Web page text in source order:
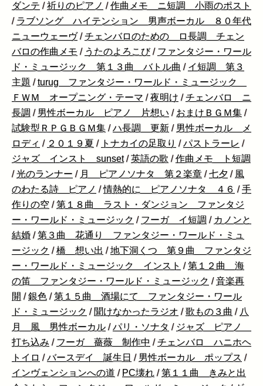
ダンテ /祈りのピアノ /作曲メモ ニ短調 小雨のポスト
/ ラブソング ハイテンション 男声ボーカル ８０年代
ニューウェーヴ /チェンバロのための ロ長調 チェン
バロの作曲メモ / うたのよろこび / ファンタジー・ワール
ド・ミュージック 第１３曲 バトル曲 / イ短調 第３
主題 /turug ファンタジー・ワールド・ミュージック
ＦＷＭ オープニング・テーマ /夜明け /チェンバロ ニ
長調 / 男性ボーカル ピアノ 片想い / おまけＢＧＭ集 /
試験型ＲＰＧＢＧＭ集 /ハ長調 更新 / 男性ボーカル メ
ロディ / ２０１９夏 / トナカイの足取り /パストラーレ /
ジャズ インスト sunset /英語の歌 /作曲メモ ト短調
/光のランナー / 月 ピアノソナタ 第２楽章 /七夕 / 風
のわたる詩 ピアノ /情熱的に ピアノソナタ ４６ /手
作りの空 /第１８曲 ラスト・ダンジョン ファンタジ
ー・ワールド・ミュージック / フーガ イ短調 / カノンと
結婚 /第３曲 花通り ファンタジー・ワールド・ミュ
ージック /橋 想い出 /地下洞くつ 第９曲 ファンタジ
ー・ワールド・ミュージック インスト /第１２曲 海
の笛 ファンタジー・ワールド・ミュージック /音楽再
開 /銀色 /第１５曲 酒場にて ファンタジー・ワール
ド・ミュージック / 聞けなかったラジオ /歌もの３曲 / 八
月 風 男性ボーカル /パリ・ソナタ / ジャズ ピアノ
打ち込み / フーガ 薔薇 制作中 /チェンバロ ハニホヘ
トイロ /バースデイ 誕生日 / 男性ボーカル ポップス /
インヴェンションへの道 / PC壊れ /第１１曲 きみと出